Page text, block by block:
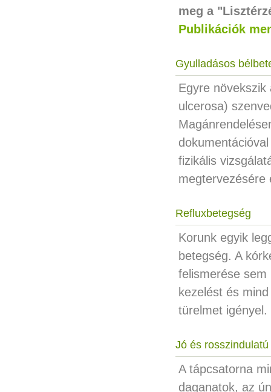
meg a
Publikációk
Gyulladásos
Egyre növekszik
ulcerosa)
fizikális
megtervezésére
Refluxbetegség
Korunk egyik
betegség. A
felismerése sem
kezelést és
türelmet igényel.
Jó és
A tápcsatorna
daganatok, az